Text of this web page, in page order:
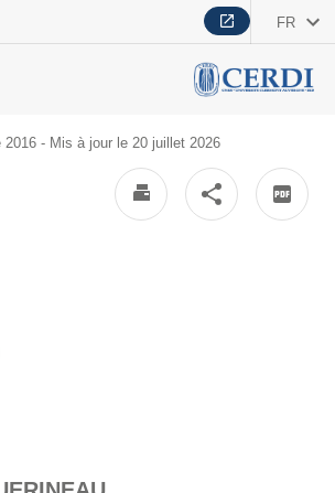
FR
2016 - Mis à jour le 20 juillet 2026